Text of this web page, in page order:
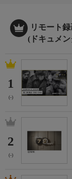
リモート
(ドキュメ
1
(-)
2
(-)